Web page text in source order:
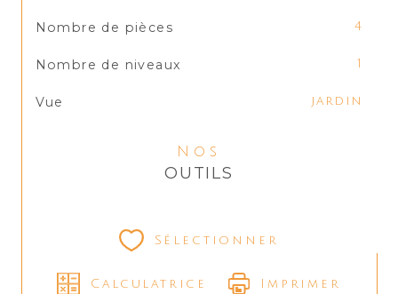
Nombre de pièces 4
Nombre de niveaux 1
Vue jardin
Nos
OUTILS
Sélectionner
Calculatrice Imprimer